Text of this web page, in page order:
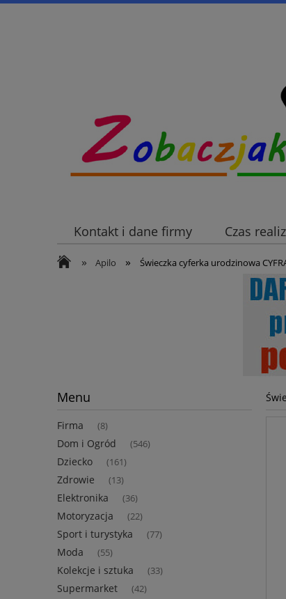
Kontakt i dane firmy Czas
» Apilo » Świeczka cyferka urodzinowa
Menu
Firma (8)
Dom i Ogród (546)
Dziecko (161)
Zdrowie (13)
Elektronika (36)
Motoryzacja (22)
Sport i turystyka (77)
Moda (55)
Kolekcje i sztuka (33)
Supermarket (42)